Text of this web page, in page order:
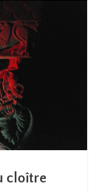
cloître